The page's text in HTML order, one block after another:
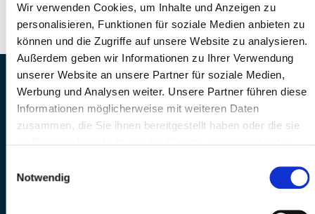
Wir verwenden Cookies, um Inhalte und Anzeigen zu
personalisieren, Funktionen für soziale Medien anbieten zu
können und die Zugriffe auf unsere Website zu analysieren.
Außerdem geben wir Informationen zu Ihrer Verwendung
unserer Website an unsere Partner für soziale Medien,
Werbung und Analysen weiter. Unsere Partner führen diese
Informationen möglicherweise mit weiteren Daten
zusammen, die Sie ihnen bereitgestellt haben oder die sie
Notwendig
E-Mail: info@mssports.ch
MS Sports AG • Sonnenrain 3b • CH-6221
Rickenbach
Telefon: +41 41 260 33 67 • E-